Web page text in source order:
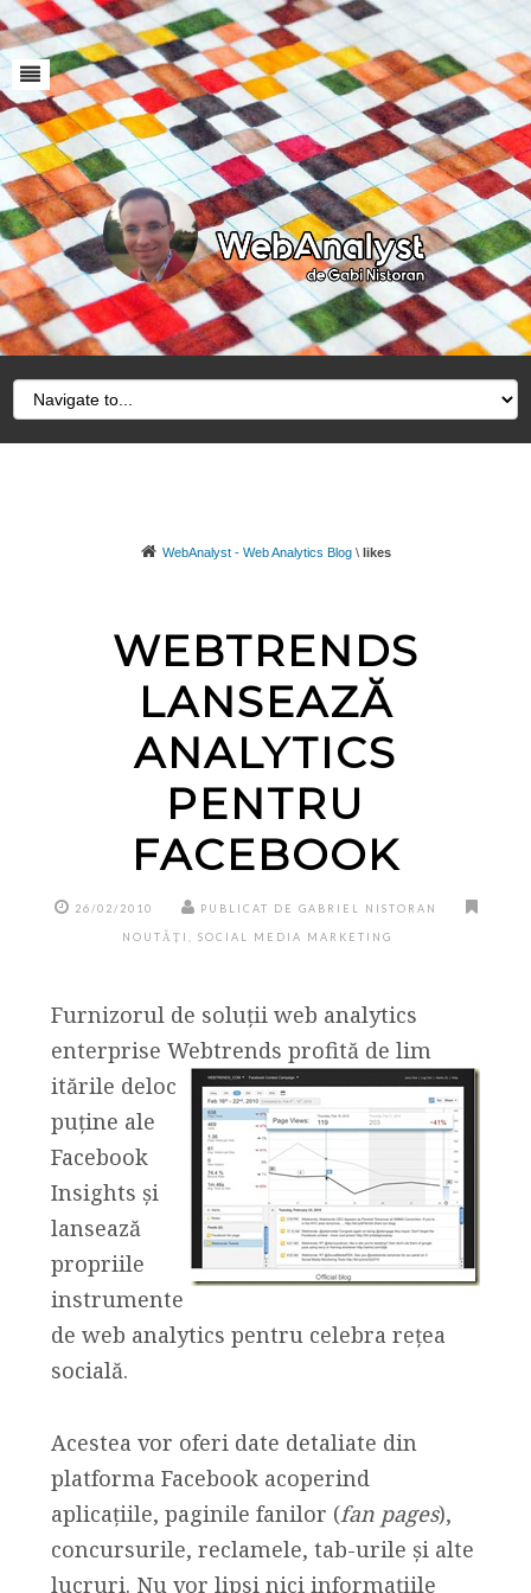
WebAnalyst - Web Analytics Blog\ likes
WEBTRENDS
LANSEAZĂ
ANALYTICS
PENTRU
FACEBOOK
26/02/2010 PUBLICAT DE GABRIEL NISTORAN
NOUTĂȚI SOCIAL MEDIA MARKETING
Furnizorul de soluții web analytics
enterprise Webtrends profită de lim
itările deloc
puține ale
Facebook
Insights și
lansează
propriile
instrumente
de web analytics pentru celebra rețea
socială.
Acestea vor oferi date detaliate din
platforma Facebook acoperind
aplicațiile, paginile fanilor (fan pages),
concursurile, reclamele, tab-urile și alte
lucruri. Nu vor lipsi nici informațiile